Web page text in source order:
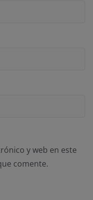
y web en este
comente.